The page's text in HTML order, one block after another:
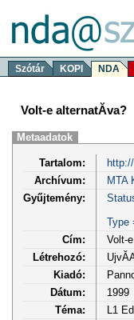
Szótár KOPI NDA
Volt-e alternatĂ­va?
Metaadatok
Tartalom:
Archívum:
MTA
Gyűjtemény:
Type
Cím:
Volt-
Létrehozó:
Kiadó:
Dátum:
1999
Téma:
L1